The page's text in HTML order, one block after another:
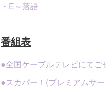
・E～落語
番組表
●全国ケーブルテレビにてご
●スカパー！(プレミアムサ